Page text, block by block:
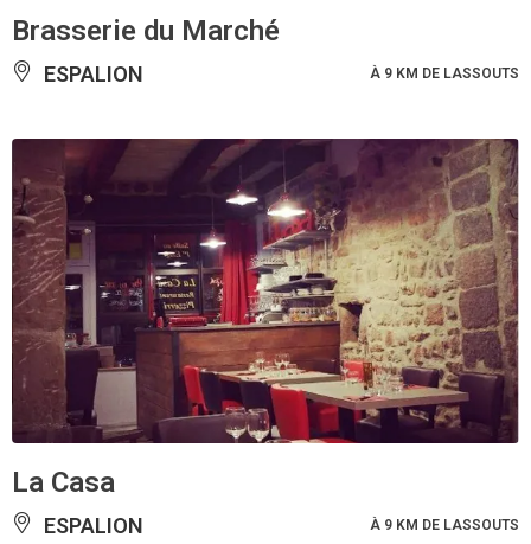
Brasserie du Marché
ESPALION À 9 KM DE LASSOUTS
La Casa
ESPALION À 9 KM DE LASSOUTS